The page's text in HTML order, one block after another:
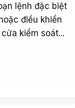
lệnh đặc biệt
điều khiển
kiểm soát...